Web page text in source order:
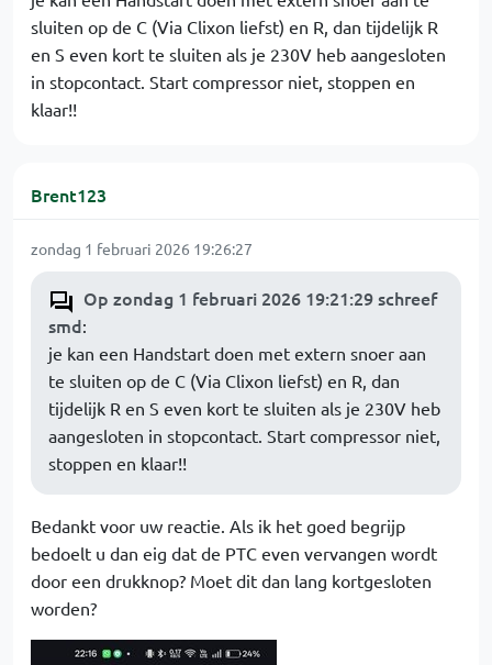
sluiten op de C (Via Clixon liefst) en R, dan tijdelijk R
en S even kort te sluiten als je 230V heb aangesloten
in stopcontact. Start compressor niet, stoppen en
klaar!!
Brent123
zondag 1 februari 2026 19:26:27
Op zondag 1 februari 2026 19:21:29 schreef
smd:
je kan een Handstart doen met extern snoer aan
te sluiten op de C (Via Clixon liefst) en R, dan
tijdelijk R en S even kort te sluiten als je 230V heb
aangesloten in stopcontact. Start compressor niet,
stoppen en klaar!!
Bedankt voor uw reactie. Als ik het goed begrijp
bedoelt u dan eig dat de PTC even vervangen wordt
door een drukknop? Moet dit dan lang kortgesloten
worden?